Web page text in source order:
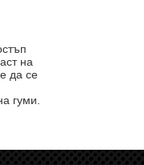
на
да се
гуми.